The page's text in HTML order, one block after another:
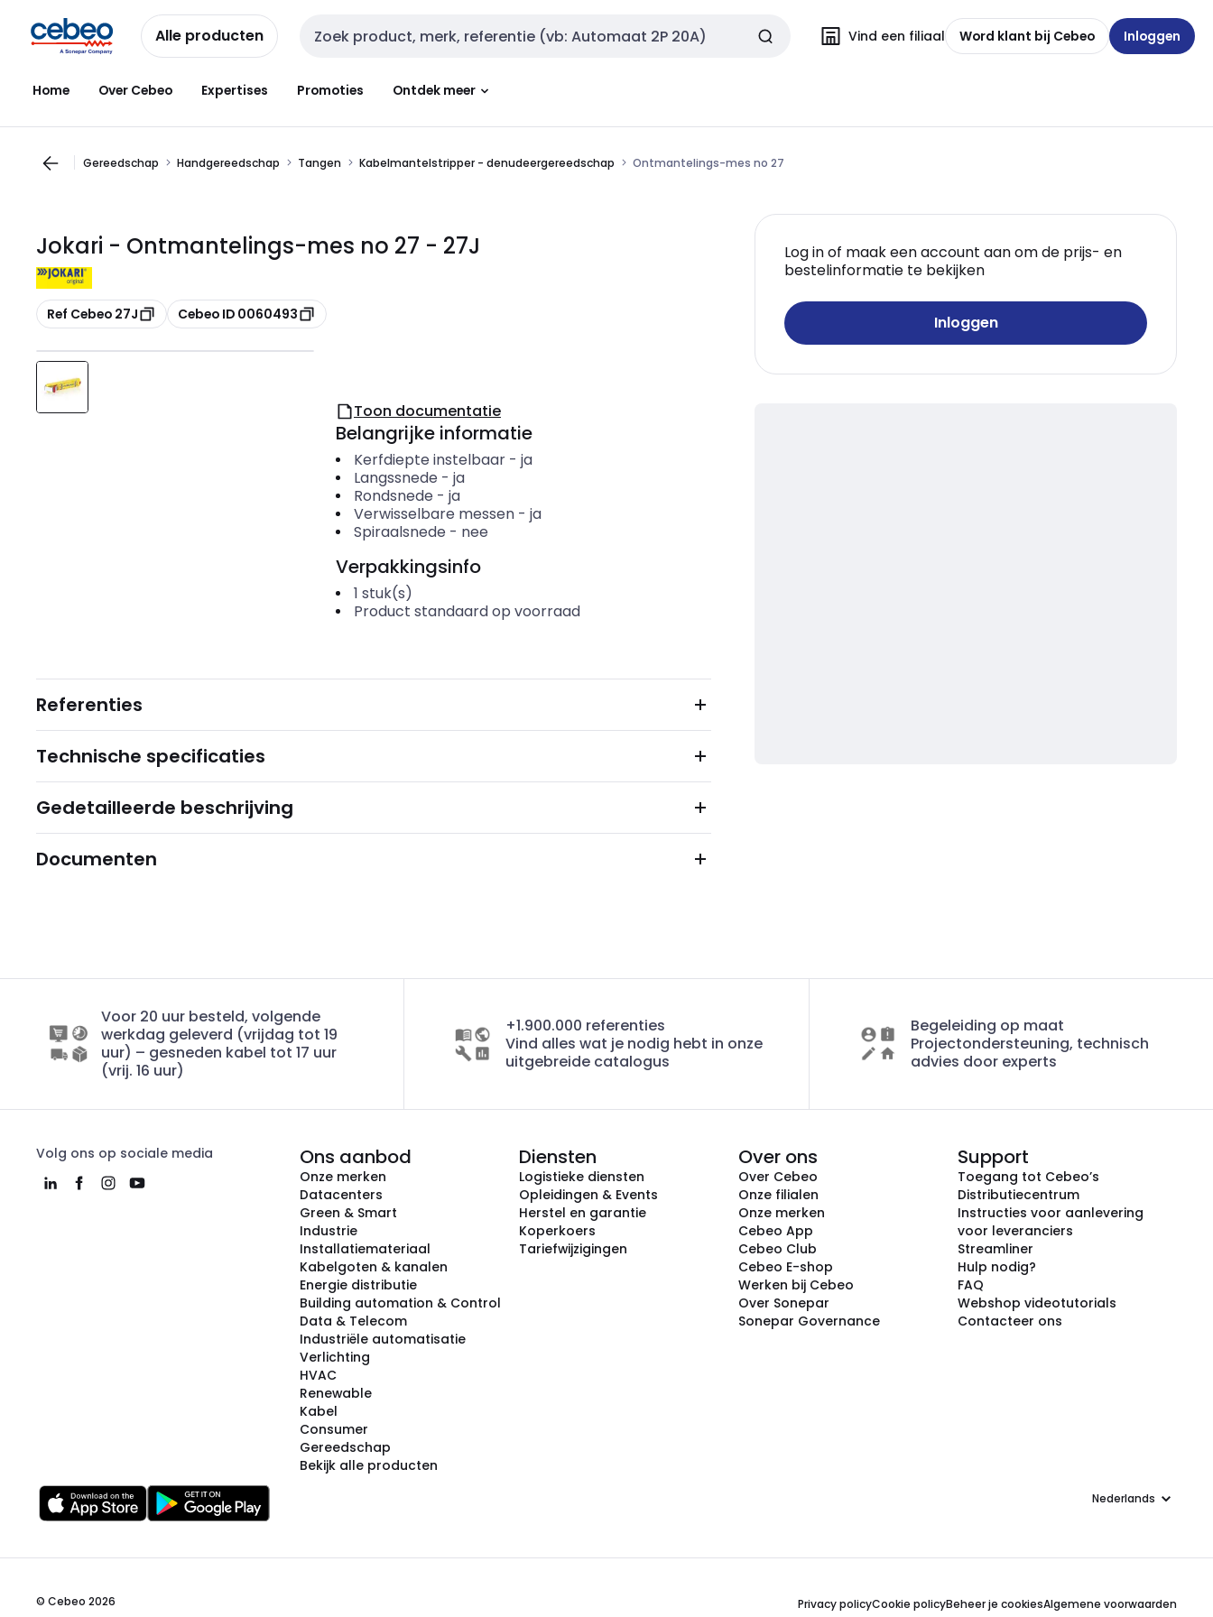
naar
navigatie
naar
inhoud
Alle producten Zoekveld invoer Vind een filiaal Word klant bij Cebeo Inloggen
Home Over Cebeo Expertises Promoties Ontdek meer
Gereedschap Handgereedschap Tangen Kabelmantelstripper - denudeergereedschap Ontmantelings-mes no 27
Jokari - Ontmantelings-mes no 27 - 27J
Kopiëren
Ref Cebeo 27J Kopiëren
Cebeo ID 0060493
Log in of maak een account aan om de prijs- en
bestelinformatie te bekijken
Inloggen
Toon documentatie
Belangrijke informatie
Kerfdiepte instelbaar- ja
Langssnede - ja
Rondsnede - ja
Verwisselbare messen- ja
Spiraalsnede - nee
Verpakkingsinfo
1 stuk(s)
Product standaard op voorraad
Referenties
Technische specificaties
Gedetailleerde beschrijving
Documenten
Voor 20 uur besteld, volgende
werkdag geleverd (vrijdag tot 19
uur) – gesneden kabel tot 17 uur
(vrij. 16 uur)
+1.900.000 referenties
Vind alles wat je nodig hebt in onze
uitgebreide catalogus
Begeleiding op maat
Projectondersteuning, technisch
advies door experts
Volg ons op sociale media Ons aanbod
Onze merken
Datacenters
Green & Smart
Industrie
Installatiemateriaal
Kabelgoten & kanalen
Energie distributie
Building automation & Control
Data & Telecom
Industriële automatisatie
Verlichting
HVAC
Renewable
Kabel
Consumer
Gereedschap
Bekijk alle producten
Diensten
Logistieke diensten
Opleidingen & Events
Herstel en garantie
Koperkoers
Tariefwijzigingen
Over ons
Over Cebeo
Onze filialen
Onze merken
Cebeo App
Cebeo Club
Cebeo E-shop
Werken bij Cebeo
Over Sonepar
Sonepar Governance
Support
Toegang tot Cebeo’s
Distributiecentrum
Instructies voor aanlevering
voor leveranciers
Streamliner
Hulp nodig?
FAQ
Webshop videotutorials
Contacteer ons
Taal
© Cebeo 2026 Privacy policyCookie policyBeheer je cookiesAlgemene voorwaarden